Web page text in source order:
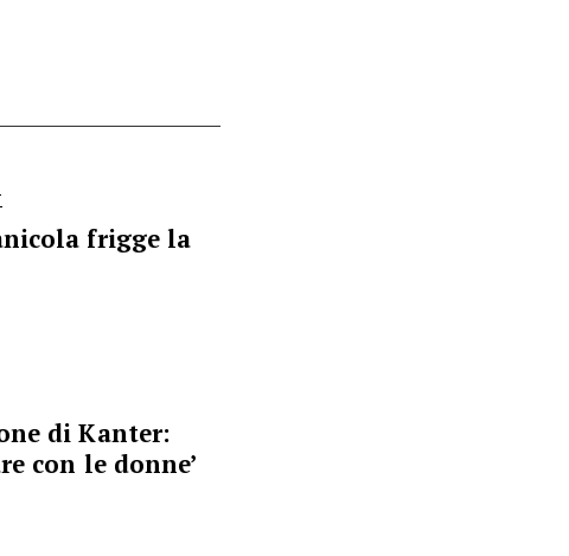
frigge la
di Kanter:
con le donne’